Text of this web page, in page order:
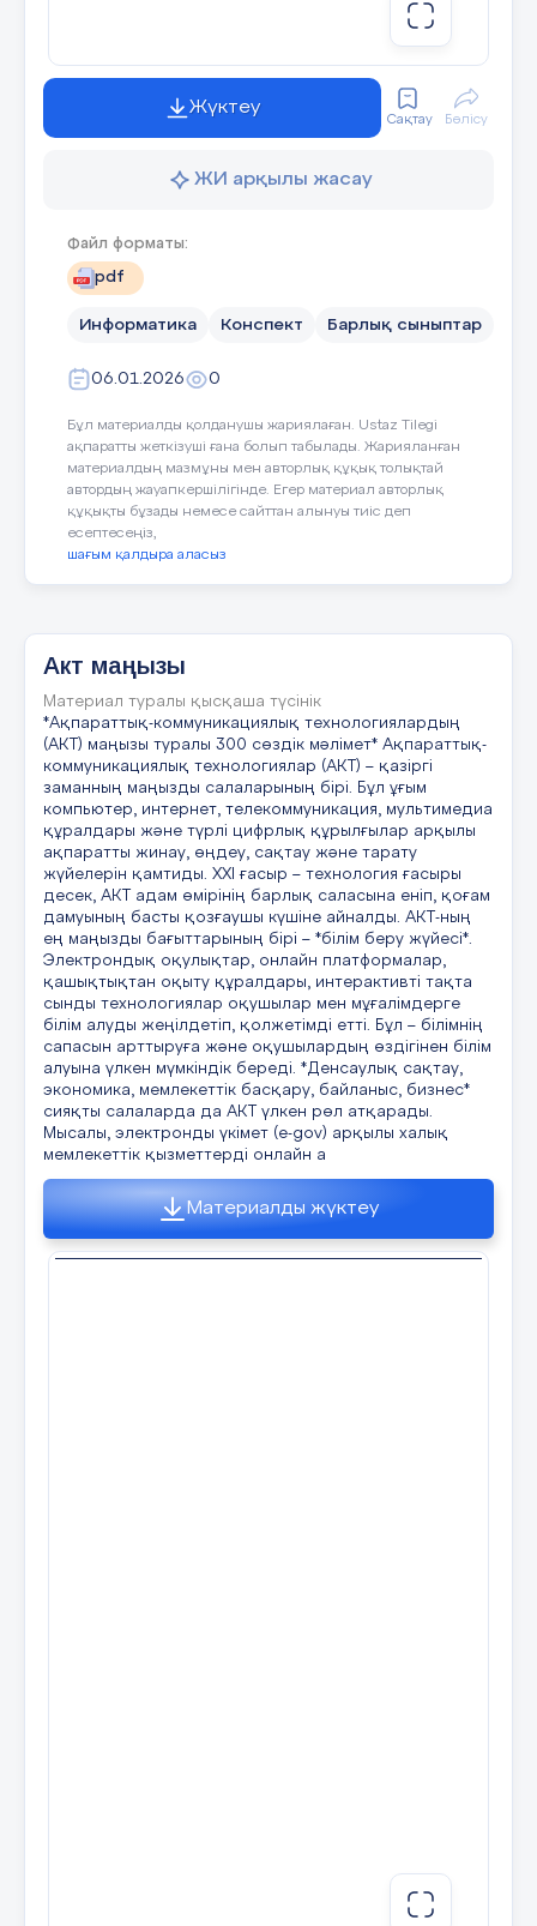
Мәтіннен видео жасайтын топ-3 бағдарлама:
https://realtime.pixverse.ai
https://www.fotor.com/ai-video-generator/2.
https://vidgo.ai/text-to-video
29 слайд
31 слайд
Қорытынды - Білім беруде жасанды
интеллектті қолдану білім беру жүйесін
модернизациялау және оның тиімділігін
арттырудың жаңа перспективаларын ашады. -
мұғалімдерді алмастыру емес, ол —
32 слайд
ДАЙЫНДАҒАН: ПЕДАГОГ-МОДЕРАТОР
МҰСАҒАЛИЕВА ПЕРИЗАТ ЖЕТКЕРГЕНҚЫЗЫ
33 слайд
Жүктеу
Сақтау Бөлісу
ЖИ арқылы жасау
Файл форматы:
pdf
Информатика Конспект Барлық сыныптар
06.01.2026 0
Бұл материалды қолданушы жариялаған. Ustaz Tilegi
ақпаратты жеткізуші ғана болып табылады. Жарияланған
материалдың мазмұны мен авторлық құқық толықтай
автордың жауапкершілігінде. Егер материал авторлық
құқықты бұзады немесе сайттан алынуы тиіс деп
есептесеңіз,
шағым қалдыра аласыз
Акт маңызы
Материал туралы қысқаша түсінік
*Ақпараттық-коммуникациялық технологиялардың
(АКТ) маңызы туралы 300 сөздік мәлімет* Ақпараттық-
коммуникациялық технологиялар (АКТ) – қазіргі
заманның маңызды салаларының бірі. Бұл ұғым
компьютер, интернет, телекоммуникация, мультимедиа
құралдары және түрлі цифрлық құрылғылар арқылы
ақпаратты жинау, өңдеу, сақтау және тарату
жүйелерін қамтиды. ХХІ ғасыр – технология ғасыры
десек, АКТ адам өмірінің барлық саласына еніп, қоғам
дамуының басты қозғаушы күшіне айналды. АКТ-ның
ең маңызды бағыттарының бірі – *білім беру жүйесі*.
Электрондық оқулықтар, онлайн платформалар,
қашықтықтан оқыту құралдары, интерактивті тақта
сынды технологиялар оқушылар мен мұғалімдерге
білім алуды жеңілдетіп, қолжетімді етті. Бұл – білімнің
сапасын арттыруға және оқушылардың өздігінен білім
алуына үлкен мүмкіндік береді. *Денсаулық сақтау,
экономика, мемлекеттік басқару, байланыс, бизнес*
сияқты салаларда да АКТ үлкен рөл атқарады.
Мысалы, электронды үкімет (e-gov) арқылы халық
мемлекеттік қызметтерді онлайн а
Материалды жүктеу